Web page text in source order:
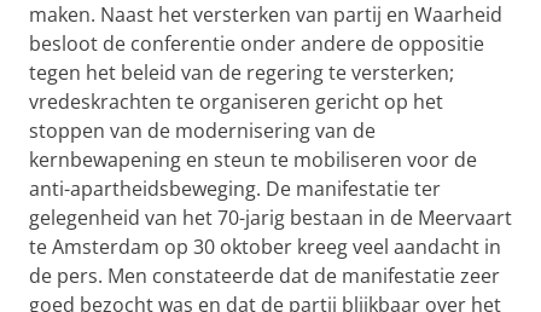
maken. Naast het versterken van partij en Waarheid
besloot de conferentie onder andere de oppositie
tegen het beleid van de regering te versterken;
vredeskrachten te organiseren gericht op het
stoppen van de modernisering van de
kernbewapening en steun te mobiliseren voor de
anti-apartheidsbeweging. De manifestatie ter
gelegenheid van het 70-jarig bestaan in de Meervaart
te Amsterdam op 30 oktober kreeg veel aandacht in
de pers. Men constateerde dat de manifestatie zeer
goed bezocht was en dat de partij blijkbaar over het